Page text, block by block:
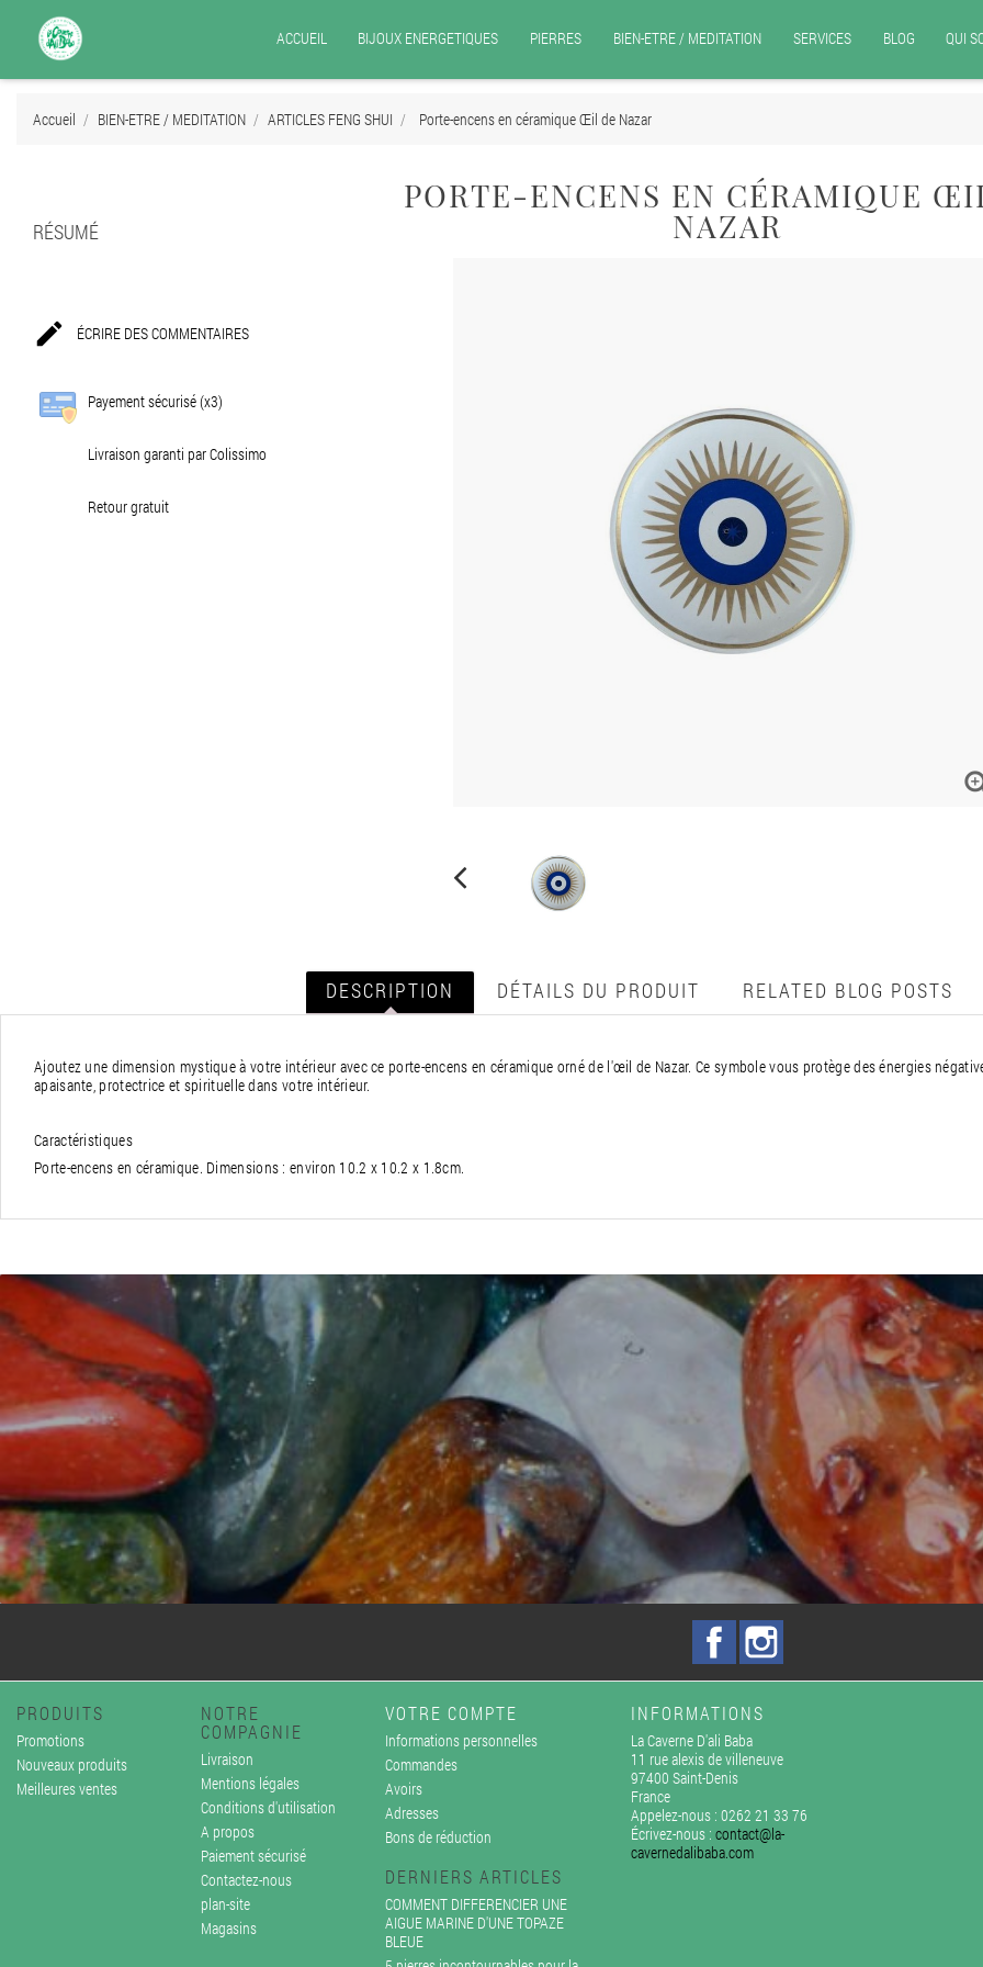
ACCUEIL BIJOUX ENERGETIQUES PIERRES BIEN-ETRE / MEDITATION SERVICES BLOG QUI
Accueil BIEN-ETRE / MEDITATION ARTICLES FENG SHUI Porte-encens en céramique Œil de Nazar
RÉSUMÉ
 ÉCRIRE DES COMMENTAIRES
Payement sécurisé (x3)
Livraison garanti par Colissimo
Retour gratuit
PORTE-ENCENS EN CÉRAMIQUE
NAZAR
DESCRIPTION DÉTAILS DU PRODUIT RELATED BLOG POSTS
Ajoutez une dimension mystique à votre intérieur avec ce porte-encens en céramique orné de l'œil de Nazar. Ce symbole vous protège des énergies
apaisante, protectrice et spirituelle dans votre intérieur.
Caractéristiques
Porte-encens en céramique. Dimensions : environ 10.2 x 10.2 x 1.8cm.
Facebook
PRODUITS
Promotions
Nouveaux produits
Meilleures ventes
NOTRE
COMPAGNIE
Livraison
Mentions légales
Conditions d'utilisation
A propos
Paiement sécurisé
Contactez-nous
plan-site
Magasins
VOTRE COMPTE
Informations personnelles
Commandes
Avoirs
Adresses
Bons de réduction
INFORMATIONS
La Caverne D'ali Baba
11 rue alexis de villeneuve
97400 Saint-Denis
France
Appelez-nous : 0262 21 33 76
Écrivez-nous : contact@la-
cavernedalibaba.com
DERNIERS ARTICLES
COMMENT DIFFERENCIER UNE
AIGUE MARINE D'UNE TOPAZE
BLEUE